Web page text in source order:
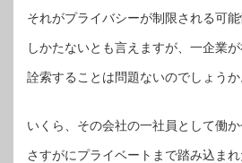
それがプライバシーが制限される可
しかたないとも言えますが、一企業
詮索することは問題ないのでしょうか
いくら、その会社の一社員として働か
さすがにプライベートまで踏み込ま